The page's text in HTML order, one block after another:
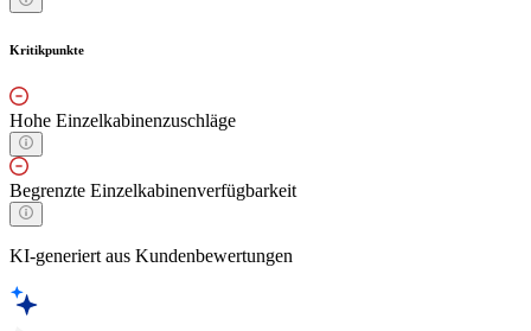
Kritikpunkte
Hohe Einzelkabinenzuschläge
Begrenzte Einzelkabinenverfügbarkeit
KI-generiert aus Kundenbewertungen